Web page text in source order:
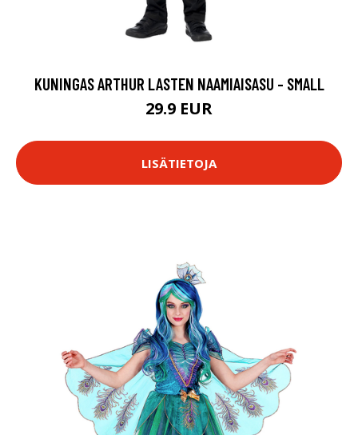
KUNINGAS ARTHUR LASTEN NAAMIAISASU - SMALL
29.9 EUR
LISÄTIETOJA